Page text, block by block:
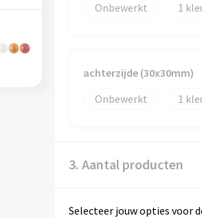
Onbewerkt
1
achterzijde (30x30mm)
Onbewerkt
1
3. Aantal producten
Selecteer jouw opties voor